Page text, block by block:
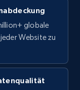
testen
URL to
globale
Website zu